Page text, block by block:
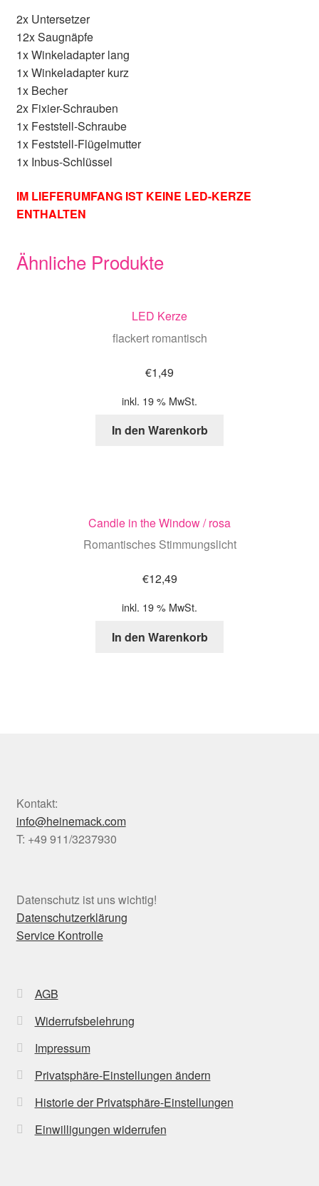
2x Untersetzer
12x Saugnäpfe
1x Winkeladapter lang
1x Winkeladapter kurz
1x Becher
2x Fixier-Schrauben
1x Feststell-Schraube
1x Feststell-Flügelmutter
1x Inbus-Schlüssel
IM LIEFERUMFANG IST KEINE LED-KERZE
ENTHALTEN
Ähnliche Produkte
LED Kerze
flackert romantisch
€1,49
inkl. 19 % MwSt.
In den Warenkorb
Candle in the Window / rosa
Romantisches Stimmungslicht
€12,49
inkl. 19 % MwSt.
In den Warenkorb
Kontakt:
info@heinemack.com
T: +49 911/3237930
Datenschutz ist uns wichtig!
Datenschutzerklärung
Service Kontrolle
AGB
Widerrufsbelehrung
Impressum
Privatsphäre-Einstellungen ändern
Historie der Privatsphäre-Einstellungen
Einwilligungen widerrufen